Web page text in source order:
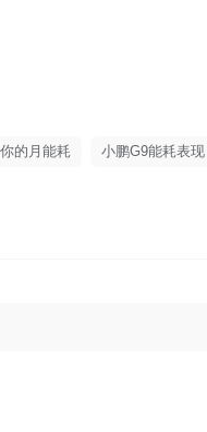
的月能耗 小鹏G9能耗表现